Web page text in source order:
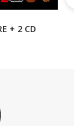
+ 2 CD